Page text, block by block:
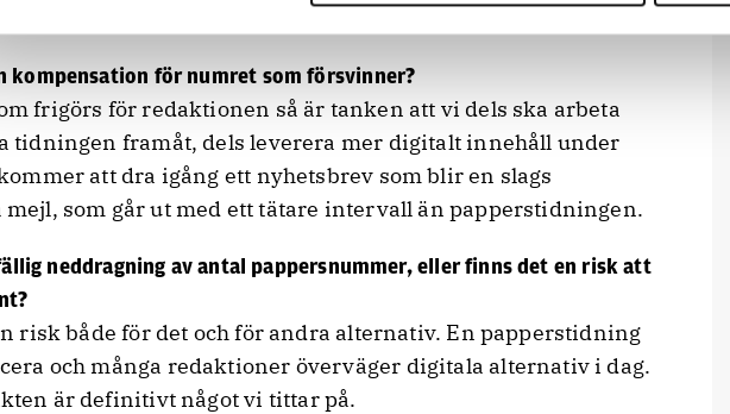
distribution och layout, enligt Emma Eneström.
kompensation för numret som försvinner?
frigörs för redaktionen så är tanken att vi dels ska arbeta
tidningen framåt, dels leverera mer digitalt innehåll under
att dra igång ett nyhetsbrev som blir en slags
som går ut med ett tätare intervall än papperstidningen.
neddragning av antal pappersnummer, eller finns det en risk att
risk både för det och för andra alternativ. En papperstidning
och många redaktioner överväger digitala alternativ i dag.
är definitivt något vi tittar på.